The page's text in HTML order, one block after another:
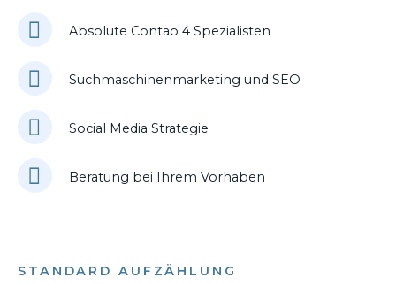
Absolute Contao 4 Spezialisten
Suchmaschinenmarketing und SEO
Social Media Strategie
Beratung bei Ihrem Vorhaben
STANDARD AUFZÄHLUNG